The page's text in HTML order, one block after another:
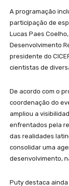
A programação
participação de
Lucas Paes
Desenvolvimento
presidente do
cientistas de
De acordo com o
coordenação do
ampliou a
enfrentados pela
das realidades
consolidar uma
desenvolvimento,
Puty destaca